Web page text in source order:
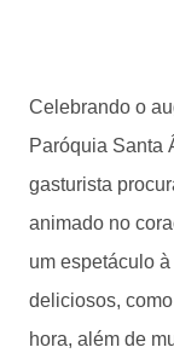
Celebrando o
Paróquia Santa
gasturista
animado no
um espetáculo
deliciosos,
hora, além de